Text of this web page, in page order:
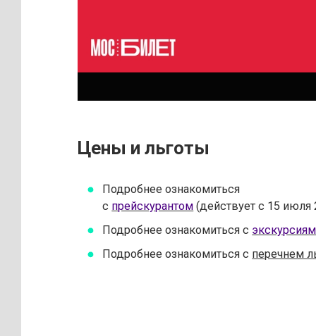
Цены и льготы
Подробнее ознакомиться
с прейскурантом (действует с 15 июля
Подробнее ознакомиться с
Подробнее ознакомиться с перечнем